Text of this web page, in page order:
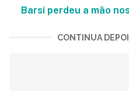
Barsi perdeu a mão
CONTINUA